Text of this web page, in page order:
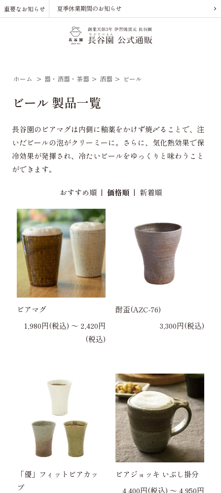
重要なお知らせ 夏季休業期間のお知らせ
ホーム > 器・酒器・茶器 > 酒器 > ビール
ビール 製品一覧
長谷園のビアマグは内側に釉薬をかけず焼〆ることで、注
いだビールの泡がクリーミーに。さらに、気化熱効果で保
冷効果が発揮され、冷たいビールをゆっくりと味わうこと
ができます。
おすすめ順| 価格順| 新着順
ビアマグ
1,980円(税込) 〜 2,420円
(税込)
酎盃(AZC-76)
3,300円(税込)
「優」フィットビアカッ
プ
ビアジョッキ いぶし掛分
4,400円(税込) 〜 4,950円